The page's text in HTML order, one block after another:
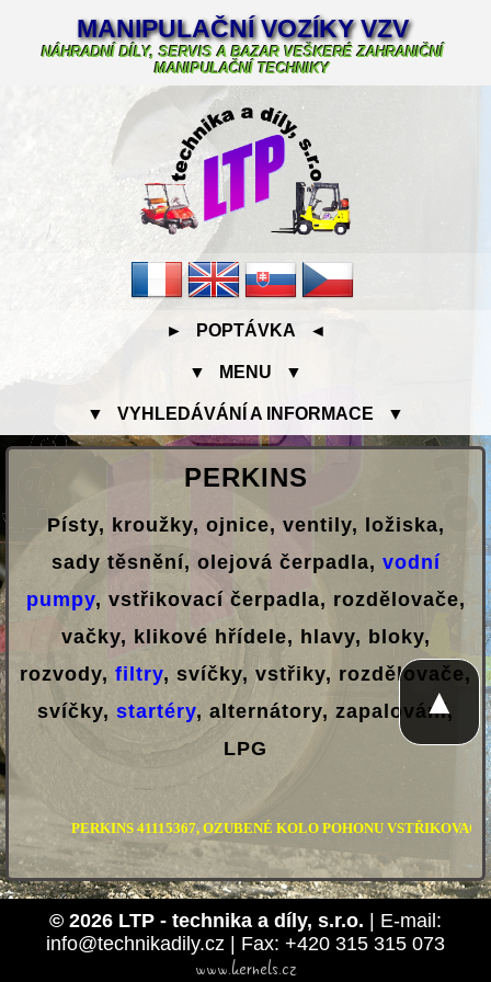
MANIPULAČNÍ VOZÍKY VZV
NÁHRADNÍ DÍLY, SERVIS A BAZAR VEŠKERÉ ZAHRANIČNÍ
MANIPULAČNÍ TECHNIKY
► POPTÁVKA ◄
▼ MENU ▼
▼ VYHLEDÁVÁNÍ A INFORMACE ▼
PERKINS
Písty, kroužky, ojnice, ventily, ložiska,
sady těsnění, olejová čerpadla, vodní
pumpy, vstřikovací čerpadla, rozdělovače,
vačky, klikové hřídele, hlavy, bloky,
rozvody, filtry, svíčky, vstřiky, rozdělovače,
svíčky, startéry, alternátory, zapalování,
LPG
PERKINS 41115367, OZUBENÉ KOLO POHONU
© 2026 LTP - technika a díly, s.r.o. | E-mail:
info@technikadily.cz | Fax: +420 315 315 073
www.kernels.cz
▲